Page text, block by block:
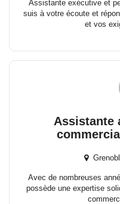
Assistante exécutive et
suis à votre écoute et
et vos
Assistante
Avec de nombreuses
possède une expertise